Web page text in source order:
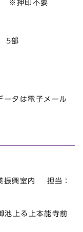
押印不要
5部
は電子メール
振興室内 担当：
上る上本能寺前